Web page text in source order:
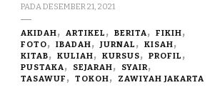
PADA DESEMBER 21, 2021
AKIDAH ARTIKEL BERITA
FIKIH
FOTO
IBADAH JURNAL
KISAH
KITAB
KULIAH KURSUS
PROFIL
PUSTAKA
SEJARAH
SYAIR
TASAWUF
TOKOH ZAWIYAH JAKARTA